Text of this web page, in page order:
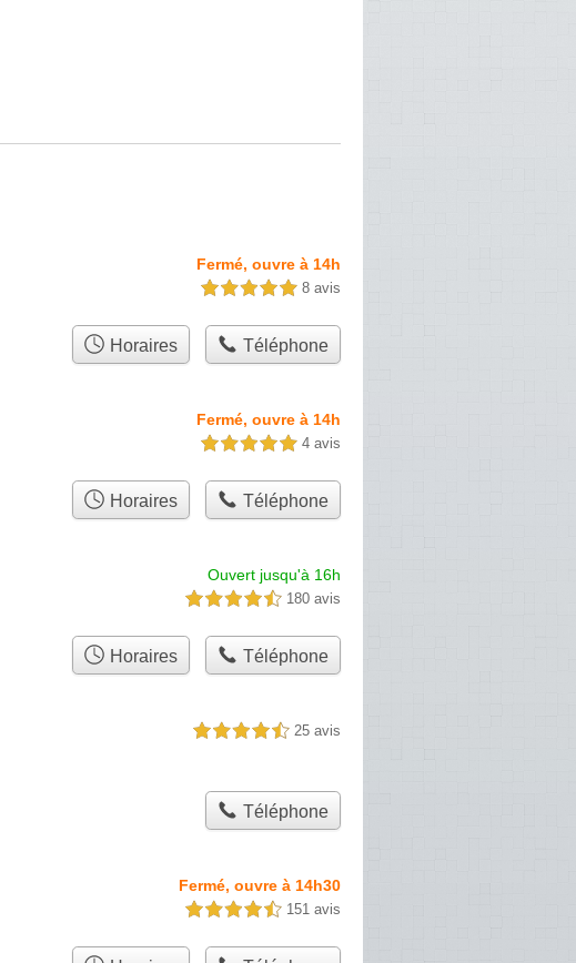
Fermé, ouvre à 14h
5,0 étoiles sur 5 8 avis
Horaires Téléphone
Fermé, ouvre à 14h
5,0 étoiles sur 5 4 avis
Horaires Téléphone
Ouvert jusqu'à 16h
4,5 étoiles sur 5 180 avis
Horaires Téléphone
4,5 étoiles sur 5 25 avis
Téléphone
Fermé, ouvre à 14h30
4,5 étoiles sur 5 151 avis